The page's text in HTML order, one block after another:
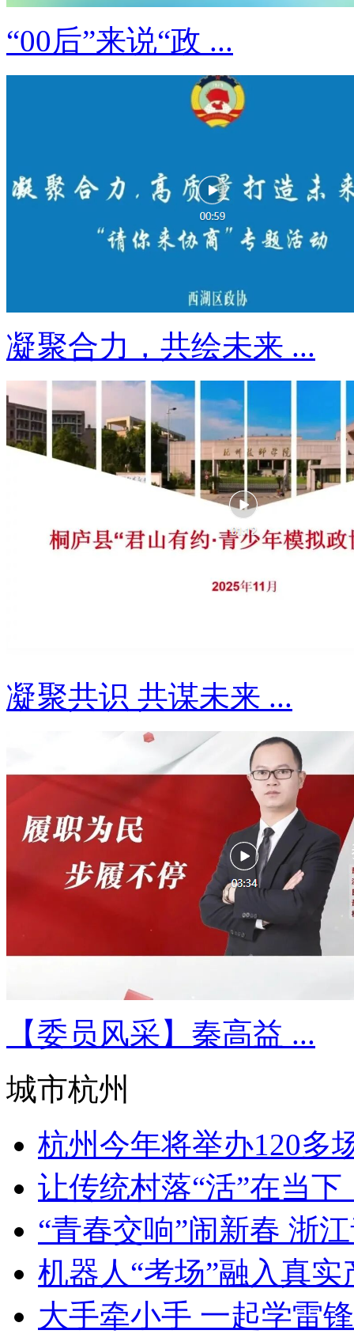
“00后”来说“政 ...
凝聚合力，共绘未来 ...
凝聚共识 共谋未来 ...
【委员风采】秦高益 ...
城市杭州
杭州今年将举办120多
让传统村落“活”在当
“青春交响”闹新春 浙
机器人“考场”融入真
大手牵小手 一起学雷锋